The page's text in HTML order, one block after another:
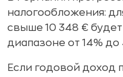
налогообложения:
свыше 10 348 €
диапазоне от 14% до
Если годовой доход